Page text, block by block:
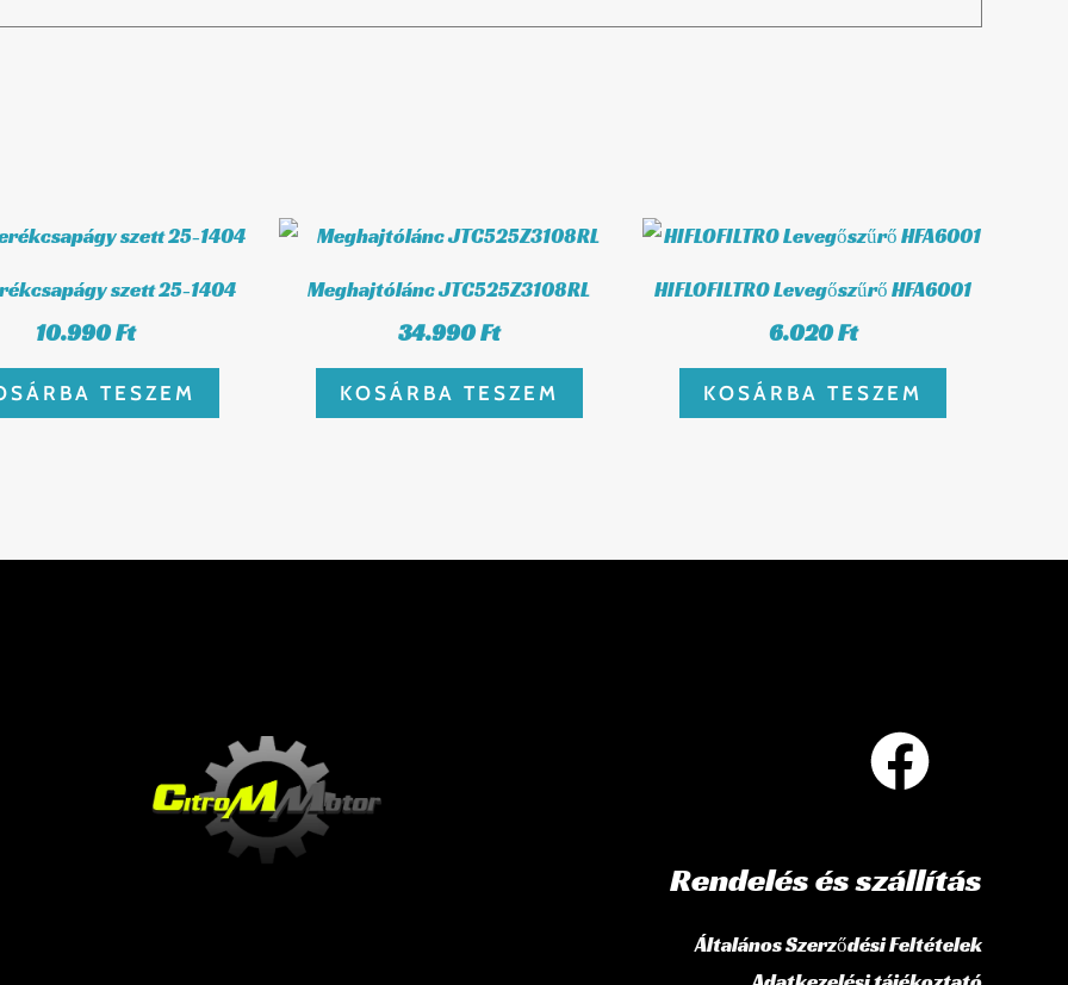
szett 25-1404
10.990Ft
TESZEM
Meghajtólánc JTC525Z3108RL
34.990Ft
KOSÁRBA TESZEM
HIFLOFILTRO Levegőszűrő HFA6001
6.020Ft
KOSÁRBA TESZEM
Rendelés és szállítás
Általános Szerződési Feltételek